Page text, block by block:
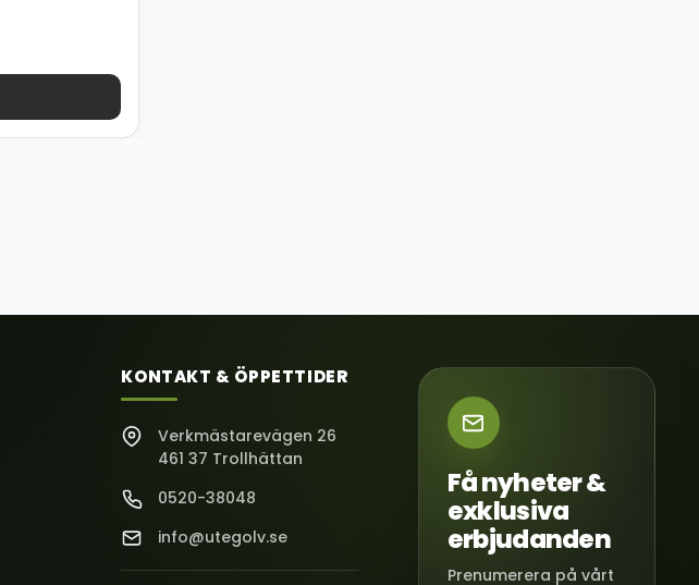
KONTAKT & ÖPPETTIDER
Verkmästarevägen 26
461 37 Trollhättan
0520-38048
info@utegolv.se
Få nyheter &
exklusiva
erbjudanden
Prenumerera på vårt